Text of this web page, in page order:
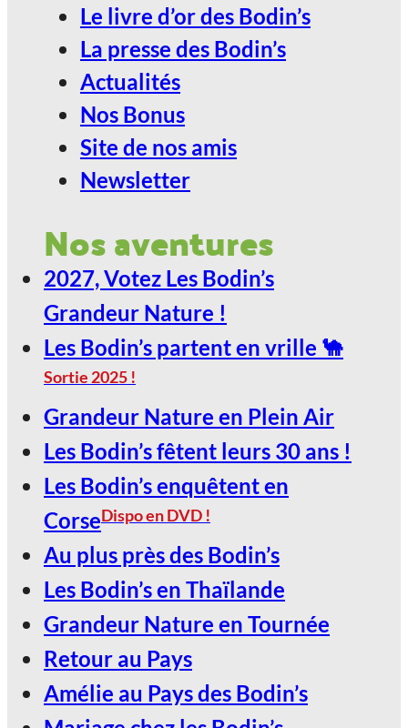
Le livre d’or des Bodin’s
La presse des Bodin’s
Actualités
Nos Bonus
Site de nos amis
Newsletter
Nos aventures
2027, Votez Les Bodin’s
Grandeur Nature !
Les Bodin’s partent en vrille 🐪
Sortie 2025 !
Grandeur Nature en Plein Air
Les Bodin’s fêtent leurs 30 ans !
Les Bodin’s enquêtent en
CorseDispo en DVD !
Au plus près des Bodin’s
Les Bodin’s en Thaïlande
Grandeur Nature en Tournée
Retour au Pays
Amélie au Pays des Bodin’s